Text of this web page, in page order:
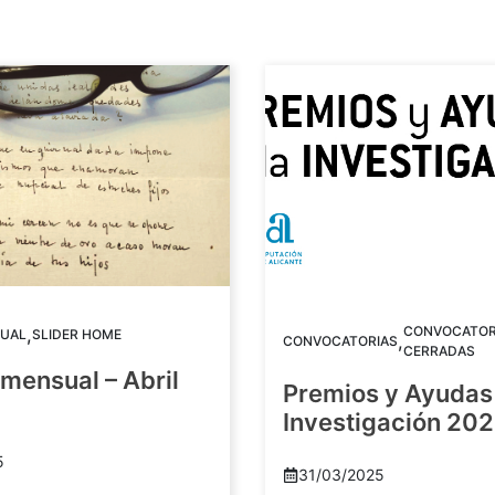
,SLIDER HOME
– Abril
CONVOCATORIAS,CERRADAS
Premios y
Investigación
31/03/2025